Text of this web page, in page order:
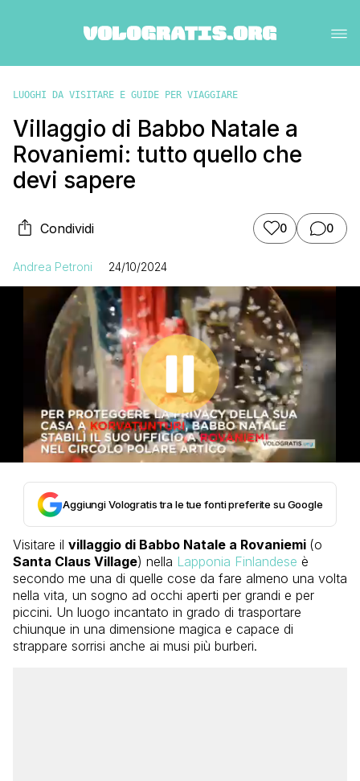
LUOGHI DA VISITARE E GUIDE PER VIAGGIARE
Villaggio di Babbo Natale a
Rovaniemi: tutto quello che
devi sapere
Condividi 0 0
Andrea Petroni 24/10/2024
Aggiungi Vologratis tra le tue fonti preferite su Google
Visitare il villaggio di Babbo Natale a Rovaniemi (o
Santa Claus Village) nella Lapponia Finlandese è
secondo me una di quelle cose da fare almeno una volta
nella vita, un sogno ad occhi aperti per grandi e per
piccini. Un luogo incantato in grado di trasportare
chiunque in una dimensione magica e capace di
strappare sorrisi anche ai musi più burberi.